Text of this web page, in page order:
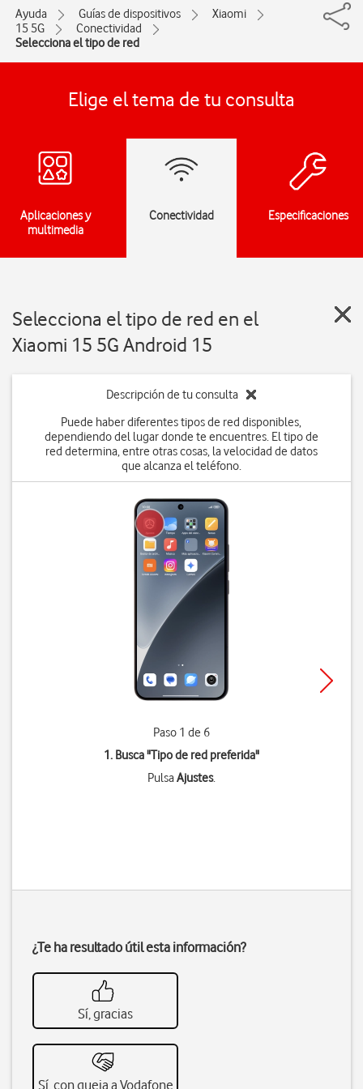
Ayuda Guías de dispositivos
Xiaomi
15 5G
Conectividad
Selecciona el tipo de red
Elige el tema de tu consulta
Aplicaciones y
multimedia
Conectividad Especificaciones
Selecciona el tipo de red en el
Xiaomi 15 5G Android 15
Descripción de tu consulta
Puede haber diferentes tipos de red disponibles,
dependiendo del lugar donde te encuentres. El tipo de
red determina, entre otras cosas, la velocidad de datos
que alcanza el teléfono.
Paso 1 de 6
1. Busca "Tipo de red preferida"
PulsaAjustes.
¿Te ha resultado útil esta información?
Sí, gracias
Sí, con queja a Vodafone